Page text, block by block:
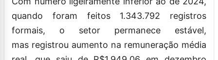
quando foram feitos 1.343.792 registros
formais, o setor permanece estável,
mas registrou aumento na remuneração média